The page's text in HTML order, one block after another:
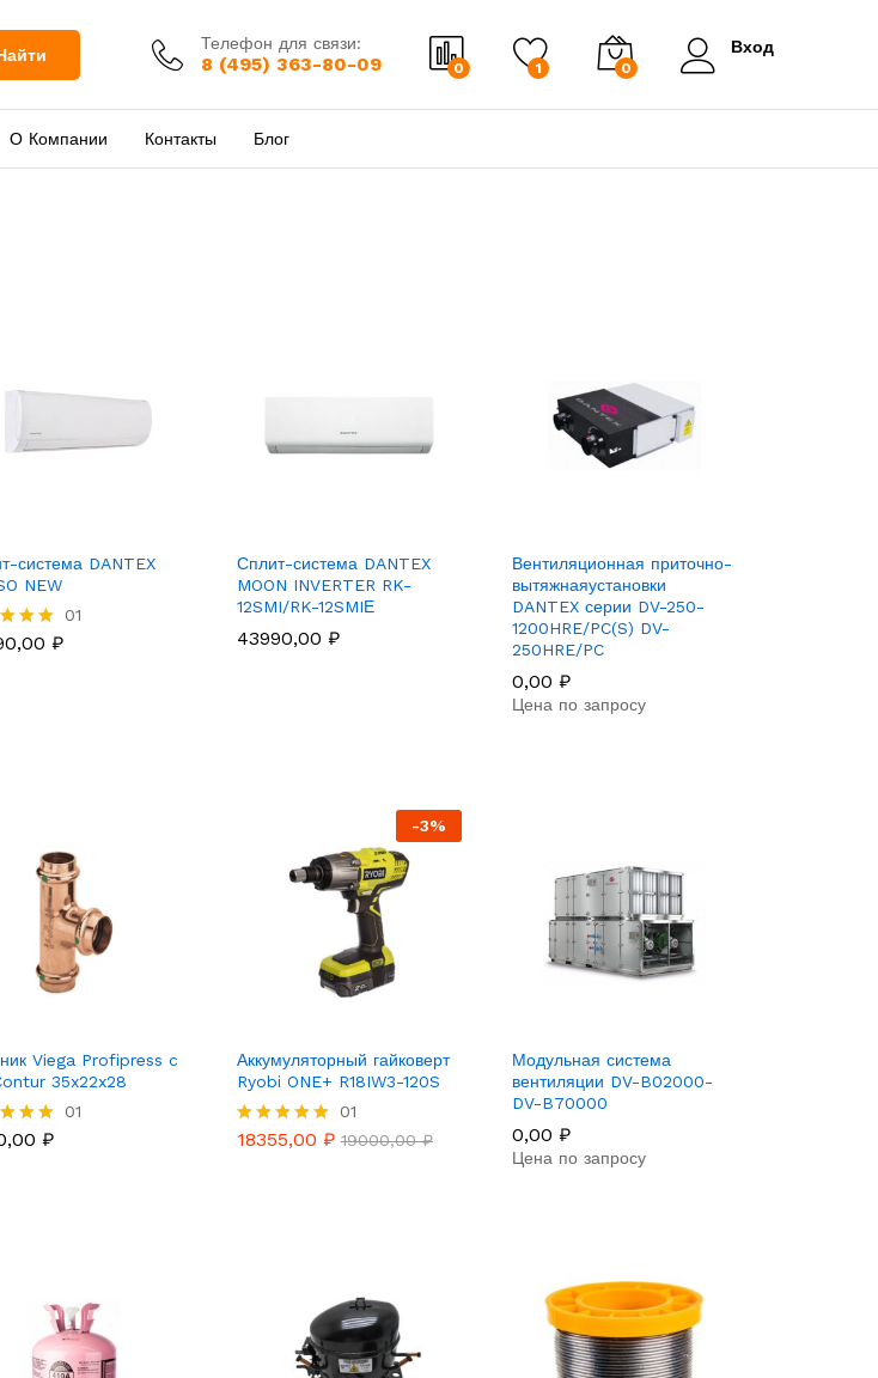
Телефон для связи:
8 (495) 363-80-09 0 1 0
Вход
О Компании Контакты Блог
система DANTEX
NEW
01
₽
Сплит-система DANTEX
MOON INVERTER RK-
12SMI/RK-12SMIЕ
43990,00 ₽
Вентиляционная приточно-
вытяжнаяустановки
DANTEX серии DV-250-
1200HRE/PC(S) DV-
250HRE/PC
0,00 ₽
Цена по запросу
Viega Profipress c
35x22x28
01
₽
-3%
Аккумуляторный гайковерт
Ryobi ONE+ R18IW3-120S
Rated
01
18355,00 ₽ 19000,00₽
Модульная система
вентиляции DV-B02000-
DV-B70000
0,00 ₽
Цена по запросу